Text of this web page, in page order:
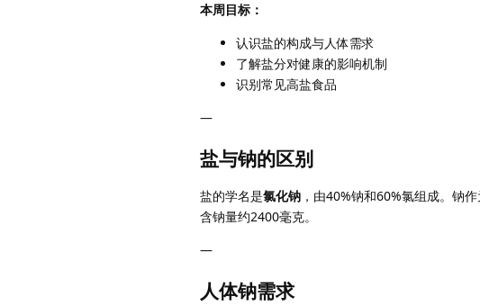
本周目标：
认识盐的构成与人体需求
了解盐分对健康的影响机制
识别常见高盐食品
—
盐与钠的区别
盐的学名是氯化钠 ，由40%钠和60%氯组成。钠
含钠量约2400毫克。
—
人体钠需求